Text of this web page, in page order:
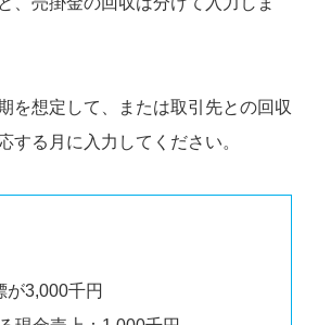
を想定して、または取引先との回収
する月に入力してください。
が3,000千円